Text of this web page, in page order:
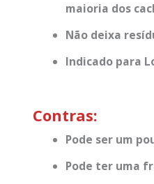
maioria dos
Não deixa
Indicado para
Contras:
Pode ser um
Pode ter uma